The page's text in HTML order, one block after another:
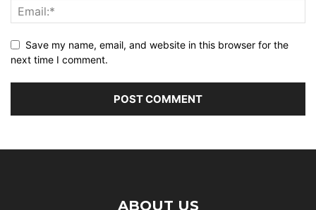
Save my name, email, and website in this browser for the
next time I comment.
ABOUT US